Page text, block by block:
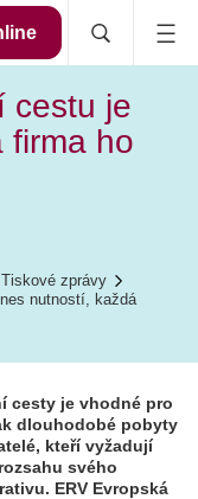
cestu je
firma ho
Tiskové zprávy
nutností, každá
cesty je vhodné pro
dlouhodobé pobyty
kteří vyžadují
svého
ERV Evropská